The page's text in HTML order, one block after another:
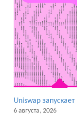
Uniswap
6 августа, 2026